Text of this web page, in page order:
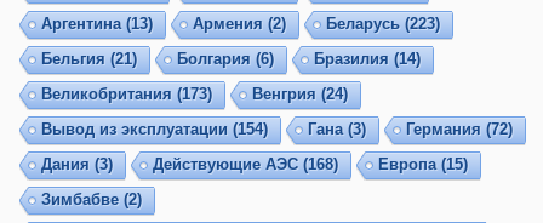
Аргентина(13) Армения (2) Беларусь (223)
Бельгия (21) Болгария (6) Бразилия (14)
Великобритания (173) Венгрия (24)
Вывод из эксплуатации (154) Гана(3) Германия (72)
Дания (3) Действующие АЭС(168) Европа(15)
Зимбабве (2)